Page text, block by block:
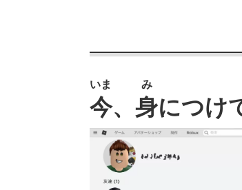
今
いま
、 身
み
につけ